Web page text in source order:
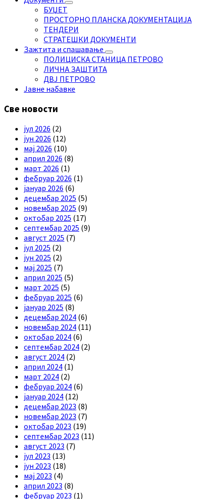
БУЏЕТ
ПРОСТОРНО ПЛАНСКА ДОКУМЕНТАЦИЈА
ТЕНДЕРИ
СТРАТЕШКИ ДОКУМЕНТИ
Зажтита и спашавање
ПОЛИЦИСКА СТАНИЦА ПЕТРОВО
ЛИЧНА ЗАШТИТА
ДВЈ ПЕТРОВО
Јавне набавке
Све новости
јул 2026 (2)
јун 2026 (12)
мај 2026 (10)
април 2026 (8)
март 2026 (1)
фебруар 2026 (1)
јануар 2026 (6)
децембар 2025 (5)
новембар 2025 (9)
октобар 2025 (17)
септембар 2025 (9)
август 2025 (7)
јул 2025 (2)
јун 2025 (2)
мај 2025 (7)
април 2025 (5)
март 2025 (5)
фебруар 2025 (6)
јануар 2025 (8)
децембар 2024 (6)
новембар 2024 (11)
октобар 2024 (6)
септембар 2024 (2)
август 2024 (2)
април 2024 (1)
март 2024 (2)
фебруар 2024 (6)
јануар 2024 (12)
децембар 2023 (8)
новембар 2023 (7)
октобар 2023 (19)
септембар 2023 (11)
август 2023 (7)
јул 2023 (13)
јун 2023 (18)
мај 2023 (4)
април 2023 (8)
фебруар 2023 (1)